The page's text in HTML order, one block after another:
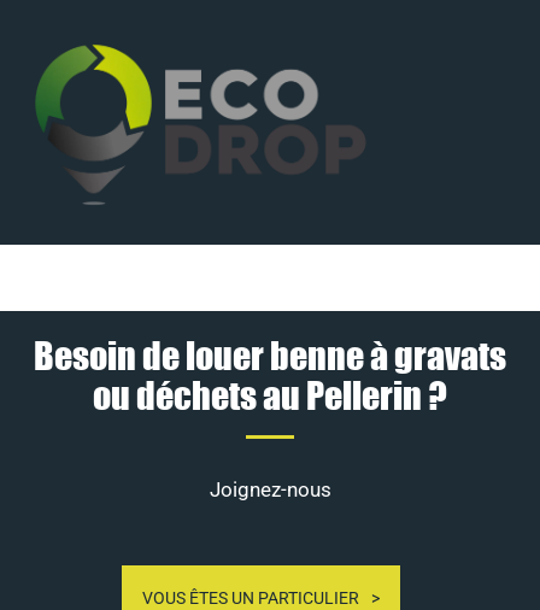
Besoin de louer benne à gravats
ou déchets au Pellerin ?
Joignez-nous
VOUS ÊTES UN PARTICULIER